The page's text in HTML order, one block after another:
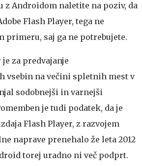
z Androidom naletite na poziv, da
Flash Player, tega ne
primeru, saj ga ne potrebujete.
je za predvajanje
vsebin na večini spletnih mest v
sodobnejši in varnejši
je tudi podatek, da je
Flash Player, z razvojem
naprave prenehalo že leta 2012
torej uradno ni več podprt.